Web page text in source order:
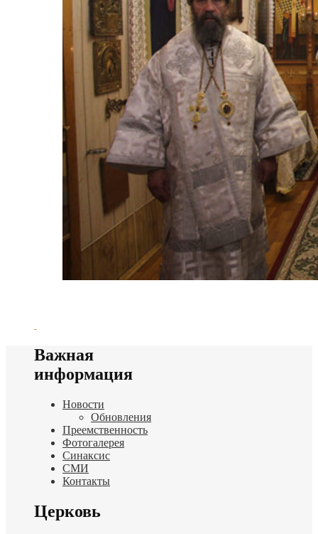
Важная
информация
Новости
Обновления
Преемственность
Фотогалерея
Синаксис
СМИ
Контакты
Церковь